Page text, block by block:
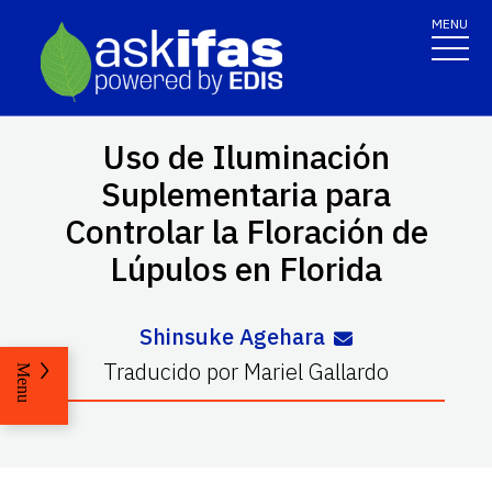
MENU
Uso de Iluminación
Suplementaria para
Controlar la Floración de
Lúpulos en Florida
Shinsuke Agehara
Traducido por Mariel Gallardo
Menu